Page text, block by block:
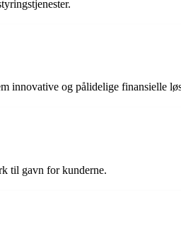
innovative og pålidelige finansielle
til gavn for kunderne.